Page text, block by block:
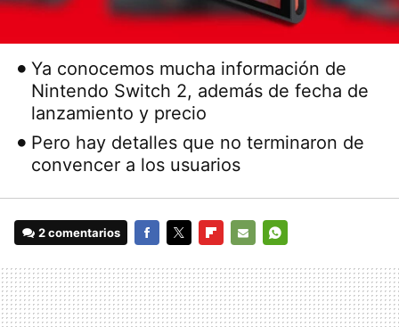
Ya conocemos mucha información de
Nintendo Switch 2, además de fecha de
lanzamiento y precio
Pero hay detalles que no terminaron de
convencer a los usuarios
2 comentarios
MAIL